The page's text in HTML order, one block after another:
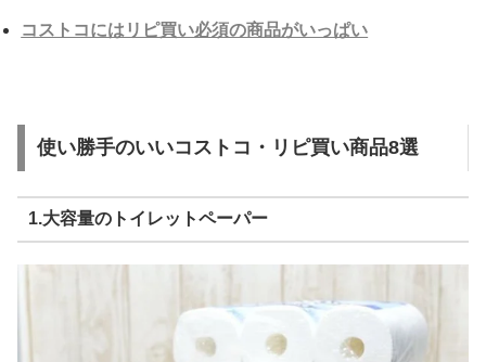
コストコにはリピ買い必須の商品がいっぱい
使い勝手のいいコストコ・リピ買い商品8選
1.大容量のトイレットペーパー